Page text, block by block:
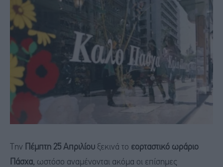
Την Πέμπτη 25 Απριλίου ξεκινά το εορταστικό ωράριο
Πάσχα, ωστόσο αναμένονται ακόμα οι επίσημες